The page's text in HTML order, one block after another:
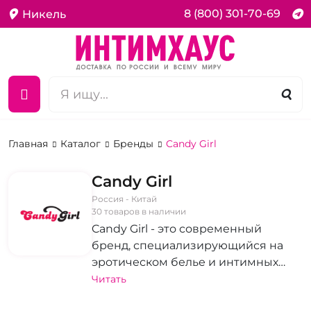
Никель 8 (800) 301-70-69
Главная Каталог Бренды Candy Girl
Candy Girl
Россия - Китай
30 товаров в наличии
Candy Girl - это современный
бренд, специализирующийся на
эротическом белье и интимных
товарах. Он предлагает широкий
Читать